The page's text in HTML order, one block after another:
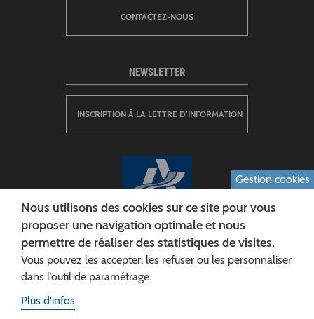
CONSEIL DÉPARTEMENTAL DE L'AISNE
Siège :
CONTACTEZ-NOUS
NEWSLETTER
INSCRIPTION À LA LETTRE D’INFORMATION
Gestion cookies
Nous utilisons des cookies sur ce site pour vous
proposer une navigation optimale et nous
permettre de réaliser des statistiques de visites.
Vous pouvez les accepter, les refuser ou les personnaliser
dans l’outil de paramétrage.
Plus d'infos